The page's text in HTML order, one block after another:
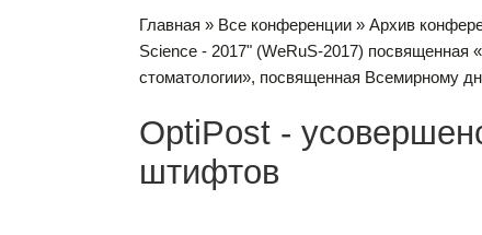
Главная » Все конференции » Архив
Science - 2017" (WeRuS-2017) посвященная
стоматологии», посвященная Всемирному
OptiPost -
штифтов